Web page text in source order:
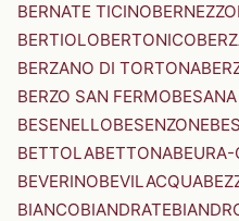
BERNATE TICINOBERNEZZO
BERTIOLOBERTONICO
BERZANO DI TORTONA
BERZO SAN FERMO
BESENELLOBESENZONE
BETTOLABETTONABEURA-
BEVERINOBEVILACQUA
BIANCOBIANDRATE